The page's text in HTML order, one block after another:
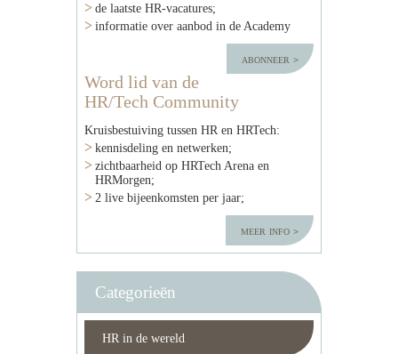
de laatste HR-vacatures;
informatie over aanbod in de Academy
abonneer
Word lid van de
HR/Tech Community
Kruisbestuiving tussen HR en HRTech:
kennisdeling en netwerken;
zichtbaarheid op HRTech Arena en
HRMorgen;
2 live bijeenkomsten per jaar;
meer info
Categorieën
HR in de wereld